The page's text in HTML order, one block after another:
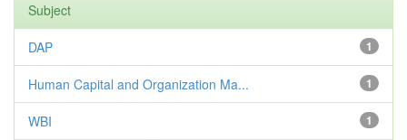
Subject
1
DAP
1
Human Capital and Organization Ma...
1
WBI